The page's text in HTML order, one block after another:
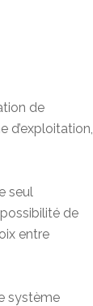
de
d’exploitation,
seul
de
entre
système